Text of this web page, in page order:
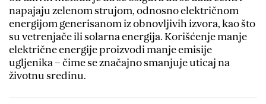
napajaju zelenom strujom, odnosno električnom
energijom generisanom iz obnovljivih izvora, kao što
su vetrenjače ili solarna energija. Korišćenje manje
električne energije proizvodi manje emisije
ugljenika – čime se značajno smanjuje uticaj na
životnu sredinu.